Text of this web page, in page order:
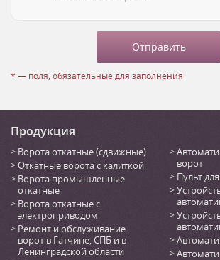
* — поля, обязательные для заполнения
Продукция
Ворота откатные (сдвижные)
Откатные ворота с калиткой
Ворота промышленные
откатные
Ворота откатные с
электроприводом
Ремонт и обслуживание
ворот в Гатчине, СПБ и в
Ленинградской области
ворот
Пульт